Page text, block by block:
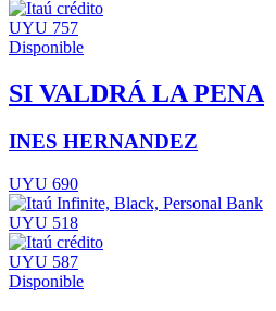
UYU 757
Disponible
SI VALDRÁ LA PENA
INES HERNANDEZ
UYU 690
UYU 518
UYU 587
Disponible